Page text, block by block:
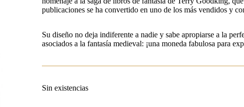
publicaciones se ha convertido en uno de los más vendidos y
Su diseño no deja indiferente a nadie y sabe apropiarse a la
asociados a la fantasía medieval: ¡una moneda fabulosa para
Sin existencias